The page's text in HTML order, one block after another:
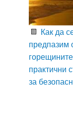
Как да
предпазим
практични
за